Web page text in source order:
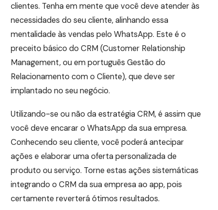
clientes. Tenha em mente que você deve atender às
necessidades do seu cliente, alinhando essa
mentalidade às vendas pelo WhatsApp. Este é o
preceito básico do CRM (Customer Relationship
Management, ou em português Gestão do
Relacionamento com o Cliente), que deve ser
implantado no seu negócio.
Utilizando-se ou não da estratégia CRM, é assim que
você deve encarar o WhatsApp da sua empresa.
Conhecendo seu cliente, você poderá antecipar
ações e elaborar uma oferta personalizada de
produto ou serviço. Torne estas ações sistemáticas
integrando o CRM da sua empresa ao app, pois
certamente reverterá ótimos resultados.